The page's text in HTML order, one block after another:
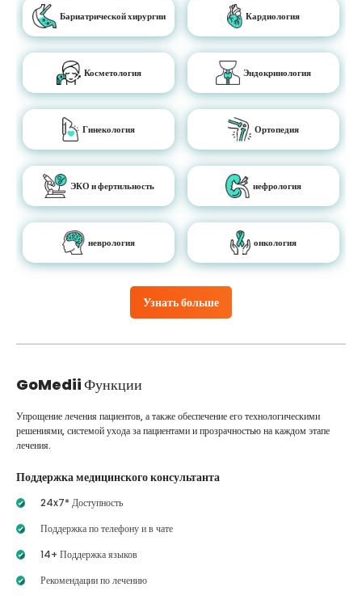
Узнать больше
Бариатрической хирургии Кардиология
Косметология Эндокринология
Гинекология Ортопедия
ЭКО и фертильность нефрология
неврология онкология
GoMediiФункции
Упрощение лечения пациентов, а также обеспечение его технологическими
решениями, системой ухода за пациентами и прозрачностью на каждом этапе
лечения.
Поддержка медицинского консультанта
24x7* Доступность
Поддержка по телефону и в чате
14+ Поддержка языков
Рекомендации по лечению